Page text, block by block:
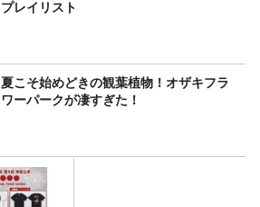
プレイリスト
夏こそ始めどきの観葉植物！オザキフラ
ワーパークが凄すぎた！